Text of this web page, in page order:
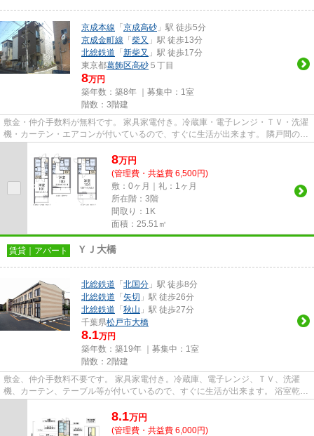
京成本線 「 京成高砂 」駅 徒歩5分
京成金町線 「 柴又 」駅 徒歩13分
北総鉄道 「 新柴又 」駅 徒歩17分
東京都葛飾区高砂 ５丁目
8万円
築年数：築8年 ｜募集中： 1室
階数：3階建
敷金・仲介手数料が無料です。 家具家電付き。冷蔵庫・電子レンジ・ＴＶ・洗濯
機・カーテン・エアコンが付いているので、すぐに生活が出来ます。 隣戸間の壁
8万円
(管理費・共益費 6,500円)
敷：0ヶ月｜礼：1ヶ月
所在階：3階
間取り：1K
面積：25.51㎡
賃貸｜アパート ＹＪ大橋
北総鉄道 「 北国分 」駅 徒歩8分
北総鉄道 「 矢切 」駅 徒歩26分
北総鉄道 「 秋山 」駅 徒歩27分
千葉県松戸市大橋
8.1万円
築年数：築19年 ｜募集中： 1室
階数：2階建
敷金、仲介手数料不要です。 家具家電付き。冷蔵庫、電子レンジ、ＴＶ、洗濯
機、カーテン、テーブル等が付いているので、すぐに生活が出来ます。 浴室乾燥
8.1万円
(管理費・共益費 6,000円)